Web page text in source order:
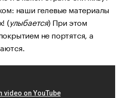
наши гелевые материалы
(улыбается) При этом
не портятся, а